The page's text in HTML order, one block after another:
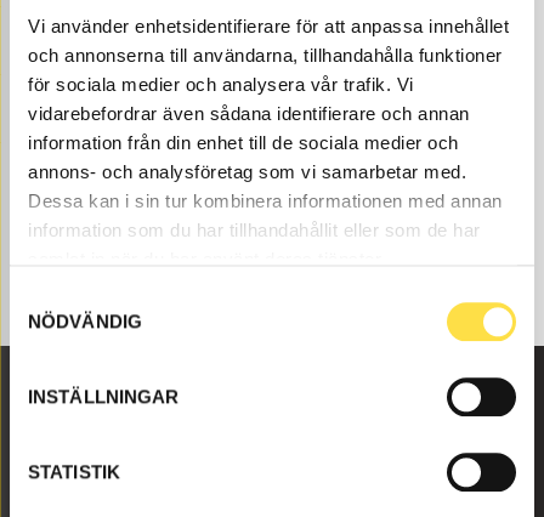
Vi använder enhetsidentifierare för att anpassa innehållet
och annonserna till användarna, tillhandahålla funktioner
för sociala medier och analysera vår trafik. Vi
vidarebefordrar även sådana identifierare och annan
information från din enhet till de sociala medier och
annons- och analysföretag som vi samarbetar med.
Dessa kan i sin tur kombinera informationen med annan
information som du har tillhandahållit eller som de har
NÖDVÄNDIG
INSTÄLLNINGAR
STATISTIK